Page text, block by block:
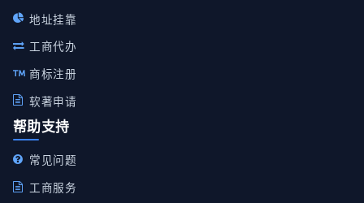
地址挂靠
工商代办
商标注册
软著申请
帮助支持
常见问题
工商服务